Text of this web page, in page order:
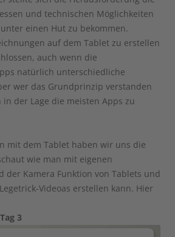
und technischen Möglichkeiten
einen Hut zu bekommen.
auf dem Tablet zu erstellen
auch wenn die
natürlich unterschiedliche
wer das Grundprinzip verstanden
der Lage die meisten Apps zu
mit dem Tablet haben wir uns die
wie man mit eigenen
der Kamera Funktion von Tablets und
Videoas erstellen kann. Hier
3